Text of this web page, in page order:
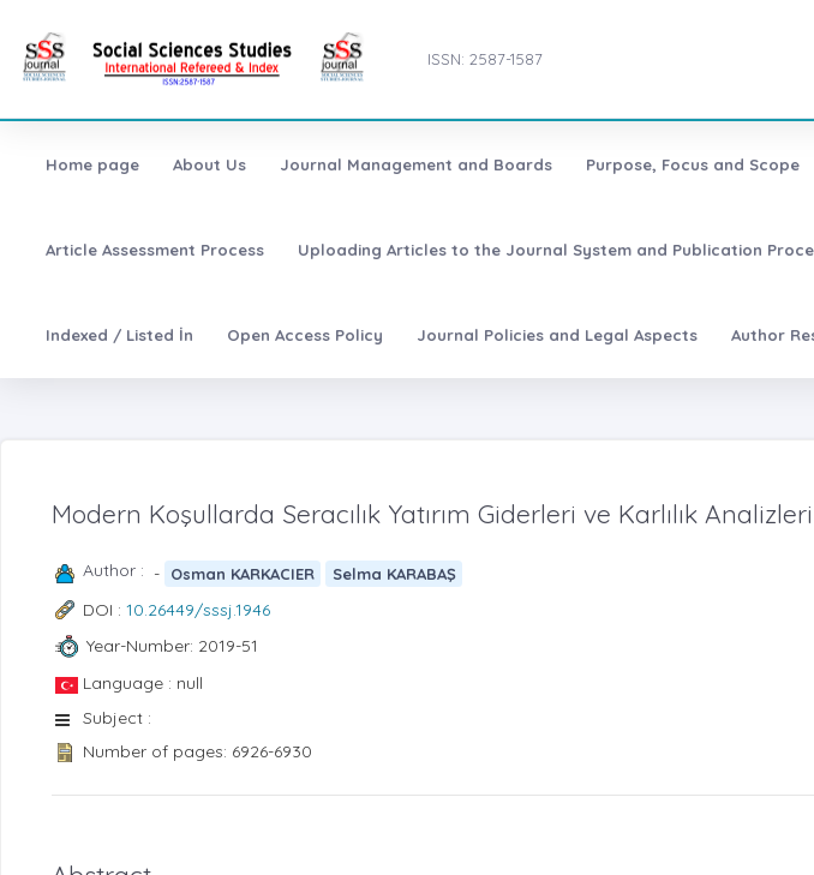
ISSN: 2587-1587
Home page About Us Journal Management and Boards Purpose, Focus and Scope
Article Assessment Process Uploading Articles to the Journal System and Publication
Indexed / Listed İn Open Access Policy Journal Policies and Legal Aspects Author
Modern Koşullarda Seracılık Yatırım Giderleri ve Karlılık Analizleri
Author : - Osman KARKACIER Selma KARABAŞ
DOI : 10.26449/sssj.1946
Year-Number: 2019-51
Language : null
Subject :
Number of pages: 6926-6930